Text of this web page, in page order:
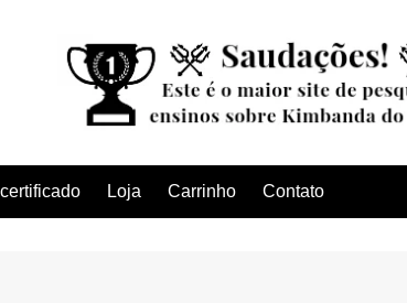
Loja Carrinho Contato